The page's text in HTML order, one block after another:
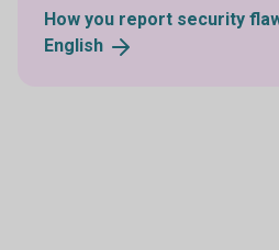
How you report security
English